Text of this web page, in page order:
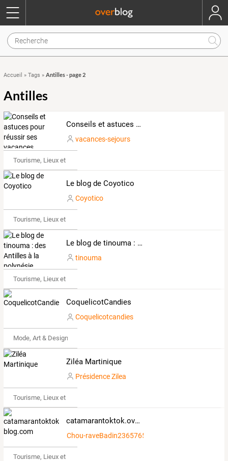
Accueil » Tags » Antilles - page 2
Antilles
Conseils et astuces pour réussir ses vacances
vacances-sejours
Tourisme, Lieux et Événements
Le blog de Coyotico
Coyotico
Tourisme, Lieux et Événements
Le blog de tinouma : des Antilles à la polynésie
tinouma
Tourisme, Lieux et Événements
CoquelicotCandies
Coquelicotcandies
Mode, Art & Design
Ziléa Martinique
Présidence Zilea
Tourisme, Lieux et Événements
catamarantoktok.over-blog.com
Chou-raveBadin2365765
Tourisme, Lieux et Événements